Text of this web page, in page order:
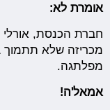
אומרת לא:
חברת הכנסת,
מכריזה שלא
מפלתגה.
אמאל'ה!